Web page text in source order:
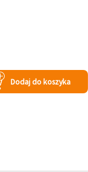
Dodaj do koszyka